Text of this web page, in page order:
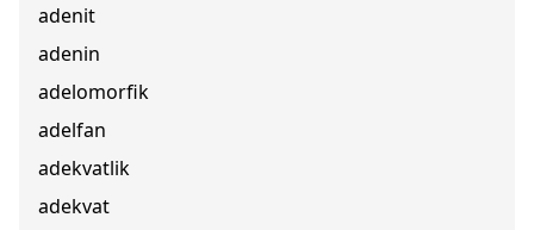
adenit
adenin
adelomorfik
adelfan
adekvatlik
adekvat